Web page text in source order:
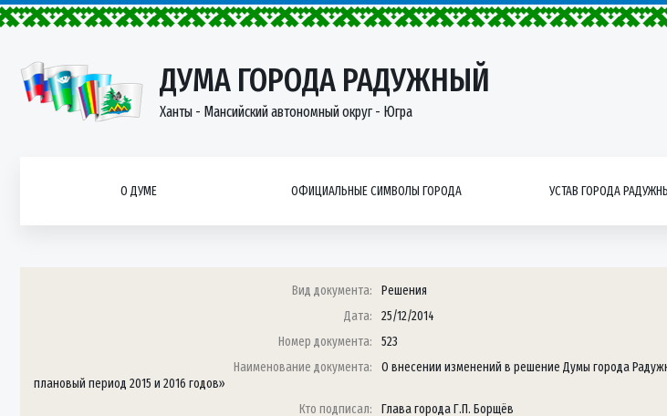
ДУМА ГОРОДА РАДУЖНЫЙ
Ханты - Мансийский автономный округ - Югра
О ДУМЕ ОФИЦИАЛЬНЫЕ СИМВОЛЫ ГОРОДА УСТАВ ГОРОДА
Вид документа:
Решения
Дата:
25/12/2014
Номер документа:
523
Наименование документа:
О внесении изменений в решение Думы города
плановый период 2015 и 2016 годов»
Кто подписал:
Глава города Г.П. Борщёв